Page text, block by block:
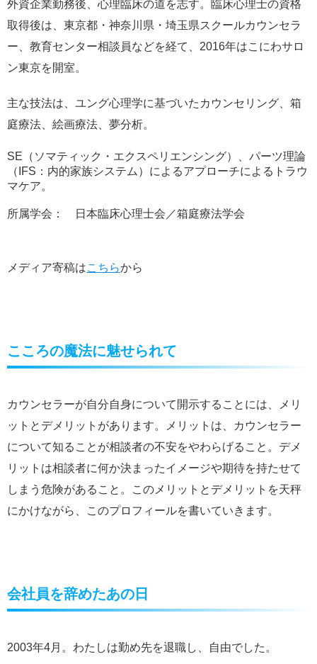
外資企業勤務後、心理臨床の道を志す。臨床心理士の資格
取得後は、東京都・神奈川県・埼玉県スクールカウンセラ
ー、教育センター相談員などを経て、2016年はこにわサロ
ン東京を開室。
主な技法は、ユング心理学に基づいたカウンセリング、箱
庭療法、絵画療法、夢分析。
SE （ソマティック・エクスペリエンシング）、パーツ理論
（ IFS ：内的家族システム）によるアプローチによるトラウ
マケア。
所属学会： 日本臨床心理士会／箱庭療法学会
メディア寄稿はこちらから
こころの魔法に魅せられて
カウンセラーが自分自身について開示することには、メリ
ットとデメリットがあります。メリットは、カウンセラー
について知ることが相談者の不安をやわらげること。デメ
リットは相談者に何か決まったイメージや期待を持たせて
しまう危険があること。このメリットとデメリットを天秤
にかけながら、このプロフィールを書いていきます。
会社員を辞めたあの日
2003年4月。わたしは勤め先を退職し、自由でした。